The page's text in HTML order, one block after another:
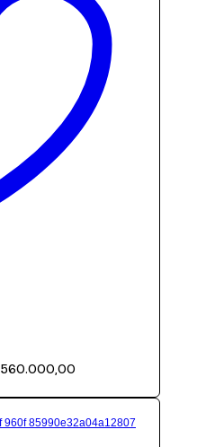
560.000,00
hasta
$ 560.000,00